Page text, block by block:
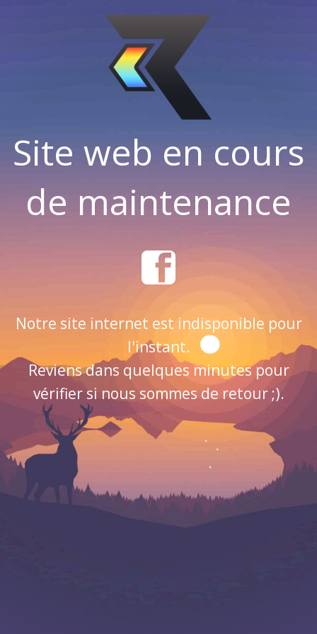
Site web en cours
de maintenance
Notre site internet est indisponible pour
l'instant.
Reviens dans quelques minutes pour
vérifier si nous sommes de retour ;).